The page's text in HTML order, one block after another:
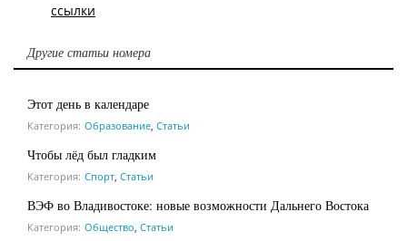
ссылки
Другие статьи номера
Этот день в календаре
Категория: Образование Статьи
Чтобы лёд был гладким
Категория: Спорт Статьи
ВЭФ во Владивостоке: новые возможности Дальнего Востока
Категория: Общество Статьи